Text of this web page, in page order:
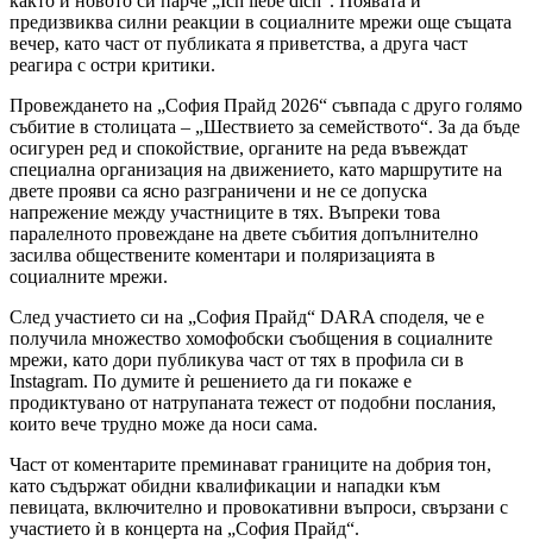
предизвиква силни реакции в социалните мрежи още същата
вечер, като част от публиката я приветства, а друга част
реагира с остри критики.
Провеждането на „София Прайд 2026“ съвпада с друго голямо
събитие в столицата – „Шествието за семейството“. За да бъде
осигурен ред и спокойствие, органите на реда въвеждат
специална организация на движението, като маршрутите на
двете прояви са ясно разграничени и не се допуска
напрежение между участниците в тях. Въпреки това
паралелното провеждане на двете събития допълнително
засилва обществените коментари и поляризацията в
социалните мрежи.
След участието си на „София Прайд“ DARA споделя, че е
получила множество хомофобски съобщения в социалните
мрежи, като дори публикува част от тях в профила си в
Instagram. По думите ѝ решението да ги покаже е
продиктувано от натрупаната тежест от подобни послания,
които вече трудно може да носи сама.
Част от коментарите преминават границите на добрия тон,
като съдържат обидни квалификации и нападки към
певицата, включително и провокативни въпроси, свързани с
участието ѝ в концерта на „София Прайд“.